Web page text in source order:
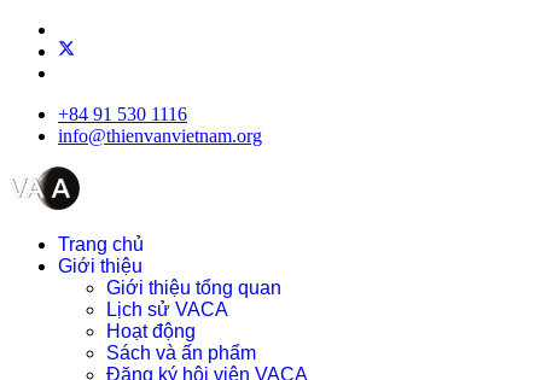
+84 91 530 1116
info@thienvanvietnam.org
Trang chủ
Giới thiệu
Giới thiệu tổng quan
Lịch sử VACA
Hoạt động
Sách và ấn phẩm
Đăng ký hội viên VACA